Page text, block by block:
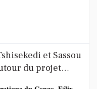
et Sassou
du projet